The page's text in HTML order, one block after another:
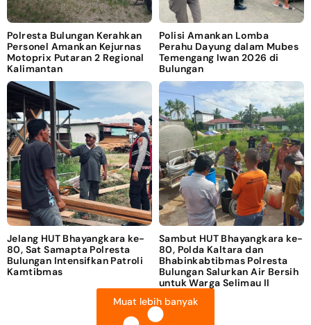
Polresta Bulungan Kerahkan
Personel Amankan Kejurnas
Motoprix Putaran 2 Regional
Kalimantan
Polisi Amankan Lomba
Perahu Dayung dalam Mubes
Temengang Iwan 2026 di
Bulungan
Jelang HUT Bhayangkara ke-
80, Sat Samapta Polresta
Bulungan Intensifkan Patroli
Kamtibmas
Sambut HUT Bhayangkara ke-
80, Polda Kaltara dan
Bhabinkabtibmas Polresta
Bulungan Salurkan Air Bersih
untuk Warga Selimau II
Muat lebih banyak